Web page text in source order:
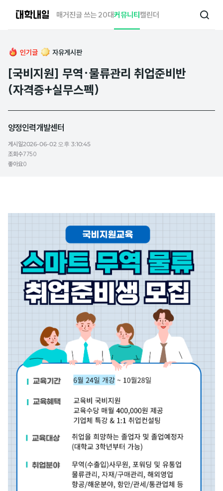
매거진글 쓰는 20대커뮤니티캘린더
검
인기글 자유게시판
[국비지원] 무역·물류관리 취업준비반
(자격증+실무스펙)
양정인력개발센터
게시일2026-06-02 오후 3:10:45
조회수7750
좋아요0